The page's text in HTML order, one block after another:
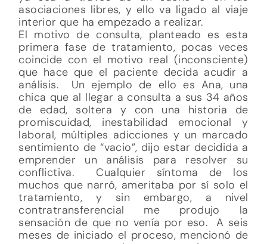
asociaciones libres, y ello va ligado al viaje
interior que ha empezado a realizar.
El motivo de consulta, planteado es esta
primera fase de tratamiento, pocas veces
coincide con el motivo real (inconsciente)
que hace que el paciente decida acudir a
análisis. Un ejemplo de ello es Ana, una
chica que al llegar a consulta a sus 34 años
de edad, soltera y con una historia de
promiscuidad, inestabilidad emocional y
laboral, múltiples adicciones y un marcado
sentimiento de “vacio”, dijo estar decidida a
emprender un análisis para resolver su
conflictiva. Cualquier síntoma de los
muchos que narró, ameritaba por sí solo el
tratamiento, y sin embargo, a nivel
contratransferencial me produjo la
sensación de que no venía por eso. A seis
meses de iniciado el proceso, mencionó de